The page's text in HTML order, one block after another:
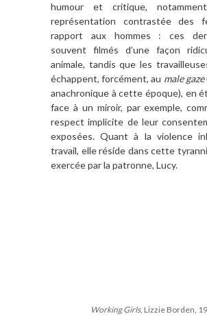
humour et critique,
représentation contrastée des
rapport aux hommes : ces
souvent filmés d’une façon
animale, tandis que les
échappent, forcément, au male gaze
anachronique à cette époque), en
face à un miroir, par exemple,
respect implicite de leur
exposées. Quant à la violence
travail, elle réside dans cette
exercée par la patronne, Lucy.
Working Girls, Lizzie Borden,